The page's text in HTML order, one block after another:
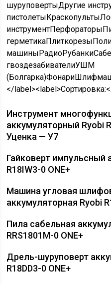
шуруповертыДругие
гвоздезабивателиУШМ
</
Инструмент
аккумуляторный Ryobi
Уценка — У7
Гайковерт импульсный
R18IW3-0 ONE+
Машина угловая
аккумуляторная Ryobi
Пила сабельная
RRS1801M-0 ONE+
Дрель-шуруповерт
R18DD3-0 ONE+